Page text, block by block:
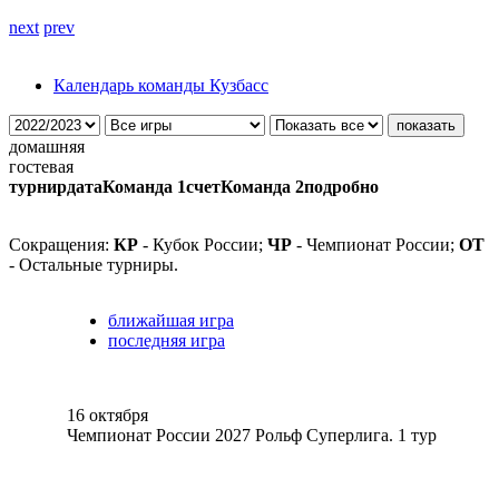
next prev
Календарь команды Кузбасс
домашняя
гостевая
турнирдатаКоманда 1счетКоманда 2подробно
Сокращения: КР - Кубок России; ЧР - Чемпионат России; ОТ
- Остальные турниры.
ближайшая игра
последняя игра
16 октября
Чемпионат России 2027 Рольф Суперлига. 1 тур